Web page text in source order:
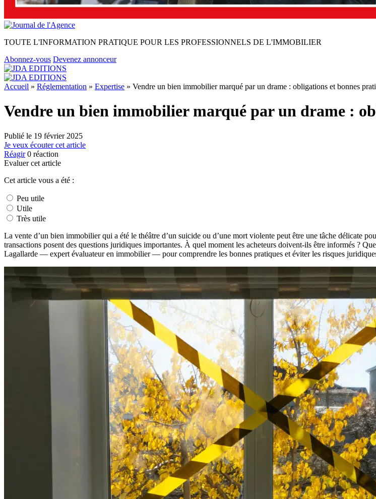
TOUTE L'INFORMATION PRATIQUE POUR LES PROFESSIONNELS DE L'IMMOBILIER
Abonnez-vous Devenez annonceur
Accueil » Réglementation » Expertise » Vendre un bien immobilier marqué par un drame : obligations et bonnes
Vendre un bien immobilier marqué par un drame :
Publié le 19 février 2025
Je veux écouter cet article
Réagir 0 réaction
Evaluer cet article
Cet article vous a été :
Peu utile
Utile
Très utile
La vente d’un bien immobilier qui a été le théâtre d’un suicide ou d’une mort violente peut être une tâche délicate
transactions posent des questions juridiques importantes. À quel moment les acheteurs doivent-ils être informés ?
Lagallarde — expert évaluateur en immobilier — pour comprendre les bonnes pratiques et éviter les risques